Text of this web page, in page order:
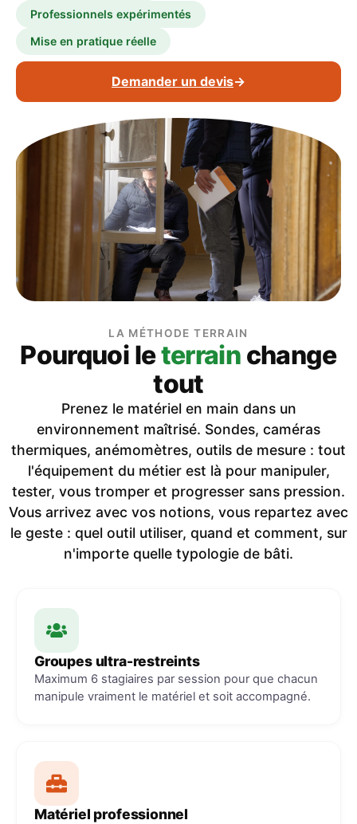
Professionnels expérimentés
Mise en pratique réelle
Demander un devis→
LA MÉTHODE TERRAIN
Pourquoi leterrain change
tout
Prenez le matériel en main dans un
environnement maîtrisé. Sondes, caméras
thermiques, anémomètres, outils de mesure : tout
l'équipement du métier est là pour manipuler,
tester, vous tromper et progresser sans pression.
Vous arrivez avec vos notions, vous repartez avec
le geste : quel outil utiliser, quand et comment, sur
n'importe quelle typologie de bâti.
Groupes ultra-restreints
Maximum 6 stagiaires par session pour que chacun
manipule vraiment le matériel et soit accompagné.
Matériel professionnel